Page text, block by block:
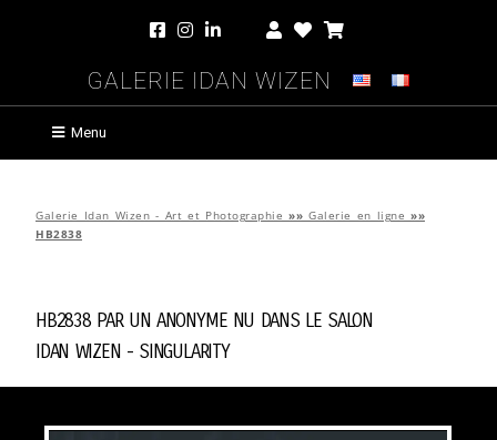
Galerie Idan Wizen
Menu
Galerie Idan Wizen - Art et Photographie »» Galerie en ligne »»
HB2838
HB2838 parUn Anonyme Nu Dans Le Salon
Idan Wizen - Singularity